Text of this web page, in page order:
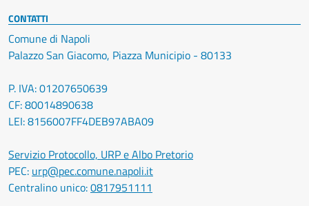
CONTATTI
Comune di Napoli
Palazzo San Giacomo, Piazza Municipio - 80133
P. IVA: 01207650639
CF: 80014890638
LEI: 8156007FF4DEB97ABA09
Servizio Protocollo, URP e Albo Pretorio
PEC: urp@pec.comune.napoli.it
Centralino unico:0817951111